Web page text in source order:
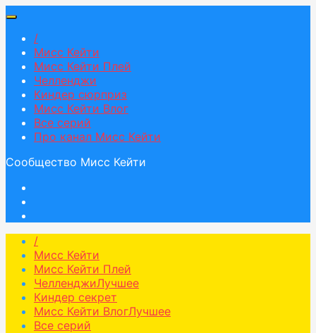
/
Мисс Кейти
Мисс Кейти Плей
Челленджи
Киндер сюрприз
Мисс Кейти Влог
Все серий
Про канал Мисс Кейти
Сообщество Мисс Кейти
/
Мисс Кейти
Мисс Кейти Плей
ЧелленджиЛучшее
Киндер секрет
Мисс Кейти ВлогЛучшее
Все серий